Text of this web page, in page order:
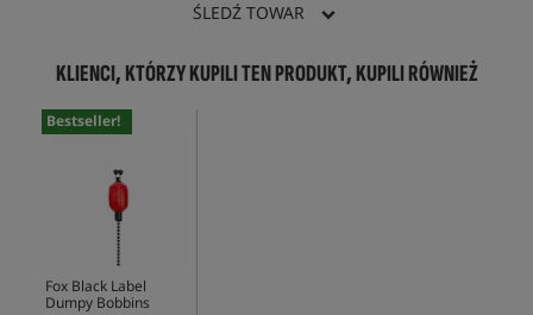
ŚLEDŹ TOWAR
KLIENCI, KTÓRZY KUPILI TEN PRODUKT, KUPILI RÓWNIEŻ
Bestseller!
Fox Black Label
Dumpy Bobbins